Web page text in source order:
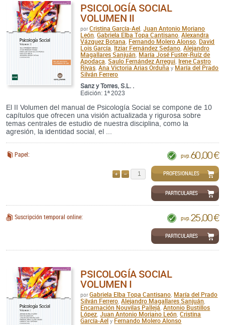
PSICOLOGÍA SOCIAL
VOLUMEN II
porCristina García-Ael ,Juan Antonio Moriano
León
,Gabriela Elba Topa Cantisano ,Alexandra
Vázquez Botana Fernando Molero Alonso David
Lois García Itziar Fernández Sedano ,Alejandro
Magallares Sanjuán María José Fuster-Ruíz de
Apodaca
,Saulo Fernández Arregui Irene Castro
Rivas ,Ana Victoria Arias Orduña y María del Prado
Silván Ferrero
Sanz y Torres, S.L. .
Edición: 1ª 2023
El II Volumen del manual de Psicología Social se compone de 10
capítulos que ofrecen una visión actualizada y rigurosa sobre
temas centrales de estudio de nuestra disciplina, como la
agresión, la identidad social, el ...
Papel: pvp. 60,00 €
QUITARPROFESIONALES
PARTICULARES
Suscripción temporal online: pvp. 25,00 €
PARTICULARES
PSICOLOGÍA SOCIAL
VOLUMEN I
porGabriela Elba Topa Cantisano María del Prado
Silván Ferrero ,Alejandro Magallares Sanjuán
Encarnación Nouvilas Pallejá ,Antonio Bustillos
López ,Juan Antonio Moriano León ,Cristina
García-Ael y Fernando Molero Alonso